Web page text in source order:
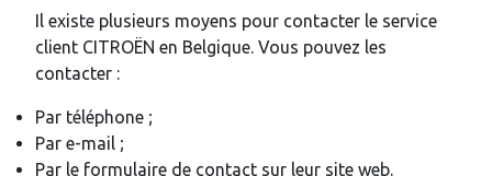
Il existe plusieurs moyens pour contacter le service
client CITROËN en Belgique. Vous pouvez les
contacter :
Par téléphone ;
Par e-mail ;
Par le formulaire de contact sur leur site web.